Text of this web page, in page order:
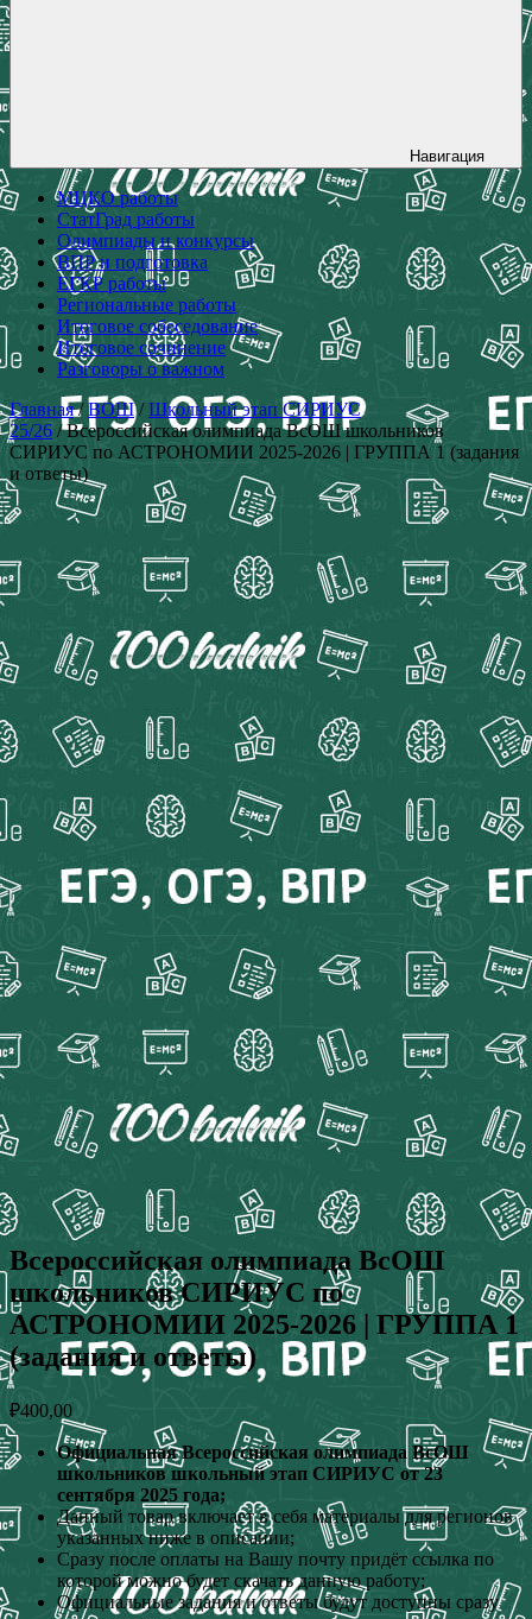
Навигация
МЦКО работы
СтатГрад работы
Олимпиады и конкурсы
ВПР и подготовка
ЕГКР работы
Региональные работы
Итоговое собеседование
Итоговое сочинение
Разговоры о важном
Главная/ВОШ/Школьный этап СИРИУС
25/26 / Всероссийская олимпиада ВсОШ школьников
СИРИУС по АСТРОНОМИИ 2025-2026 | ГРУППА 1 (задания
и ответы)
Всероссийская олимпиада ВсОШ
школьников СИРИУС по
АСТРОНОМИИ 2025-2026 | ГРУППА 1
(задания и ответы)
₽400,00
Официальная Всероссийская олимпиада ВсОШ
школьников школьный этап СИРИУС от 23
сентября 2025 года;
Данный товар включает в себя материалы для регионов
указанных ниже в описании;
Сразу после оплаты на Вашу почту придёт ссылка по
которой можно будет скачать данную работу;
Официальные задания и ответы будут доступны сразу